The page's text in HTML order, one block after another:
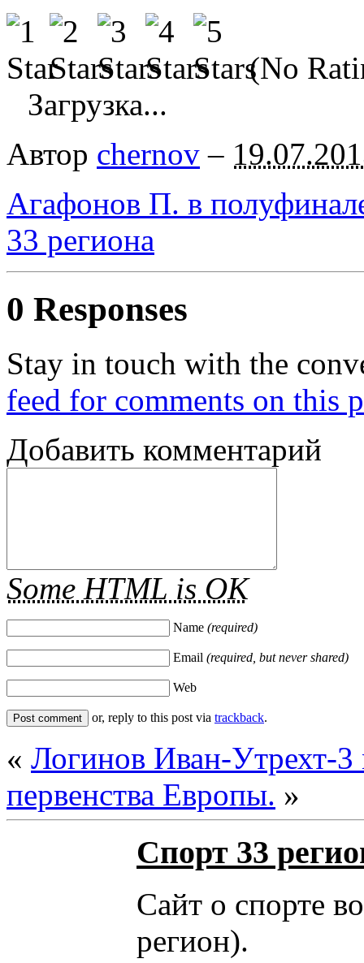
(No
Загрузка...
Автор chernov –
Агафонов П. в
33 региона
0 Responses
Stay in touch with the
feed for comments on this
Добавить комментарий
Some HTML is OK
Name (required)
Email (required, but never shared)
Web
or, reply to this post via trackback.
« Логинов Иван-Утрехт-3
первенства Европы. »
Спорт 33
Сайт о спорте
регион).